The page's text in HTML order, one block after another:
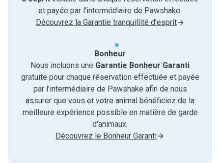
et payée par l'intermédiaire de Pawshake.
Découvrez la Garantie tranquillité d'esprit
Bonheur
Nous incluons une Garantie Bonheur Garanti
gratuite pour chaque réservation effectuée et payée
par l'intermédiaire de Pawshake afin de nous
assurer que vous et votre animal bénéficiez de la
meilleure expérience possible en matière de garde
d'animaux.
Découvrez le Bonheur Garanti